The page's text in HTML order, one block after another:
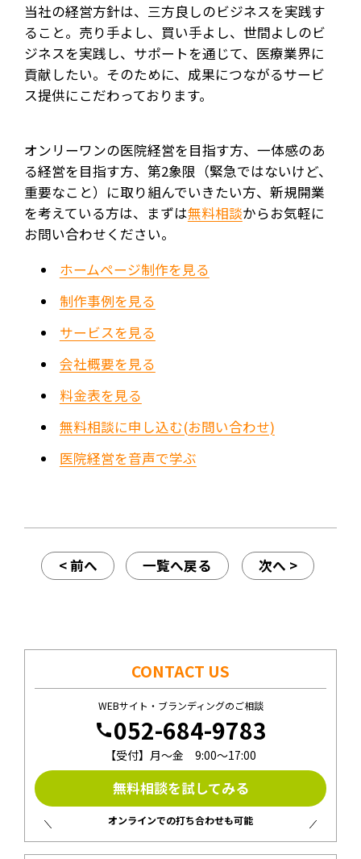
当社の経営方針は、三方良しのビジネスを実践す
ること。売り手よし、買い手よし、世間よしのビ
ジネスを実践し、サポートを通じて、医療業界に
貢献したい。そのために、成果につながるサービ
ス提供にこだわっております。
オンリーワンの医院経営を目指す方、一体感のあ
る経営を目指す方、第2象限（緊急ではないけど、
重要なこと）に取り組んでいきたい方、新規開業
を考えている方は、まずは無料相談からお気軽に
お問い合わせください。
ホームページ制作を見る
制作事例を見る
サービスを見る
会社概要を見る
料金表を見る
無料相談に申し込む(お問い合わせ)
医院経営を音声で学ぶ
< 前へ 一覧へ戻る 次へ >
CONTACT US
WEBサイト・ブランディングのご相談
call052-684-9783
【受付】月〜金 9:00〜17:00
無料相談を試してみる
オンラインでの打ち合わせも可能